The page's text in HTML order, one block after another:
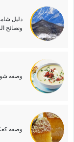
دلیل
ونصائح
وصفه
وصفه